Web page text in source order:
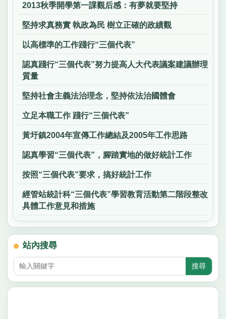
2013秋季開學第一課觀后感：有夢就要堅持
堅持求真務實 執政為民 樹立正確的政績觀
以高標準的工作踐行“三個代表”
認真踐行“三個代表”努力提高人大代表議案建議辦理
質量
堅持社會主義法治理念，堅持依法治國體會
立足本職工作 踐行“三個代表”
黃圩鎮2004年宣傳工作總結及2005年工作思路
認真學習“三個代表”，腳踏實地的做好統計工作
按照“三個代表”要求，搞好統計工作
經管站統計科“三個代表”學習教育活動第二階段整改
具體工作意見和措施
站內搜尋